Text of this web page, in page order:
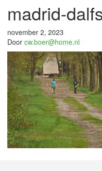
madrid-
november 2, 2023
Door cw.boer@home.nl